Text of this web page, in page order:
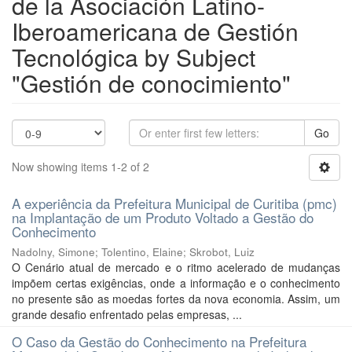
Iberoamericana de Gestión
Tecnológica by Subject
"Gestión de conocimiento"
Go
Now showing items 1-2 of 2
A experiência da Prefeitura Municipal de Curitiba (pmc)
na Implantação de um Produto Voltado a Gestão do
Conhecimento
Nadolny, Simone; Tolentino, Elaine; Skrobot, Luiz
O Cenário atual de mercado e o ritmo acelerado de mudanças
impõem certas exigências, onde a informação e o conhecimento
no presente são as moedas fortes da nova economia. Assim, um
grande desafio enfrentado pelas empresas, ...
O Caso da Gestão do Conhecimento na Prefeitura